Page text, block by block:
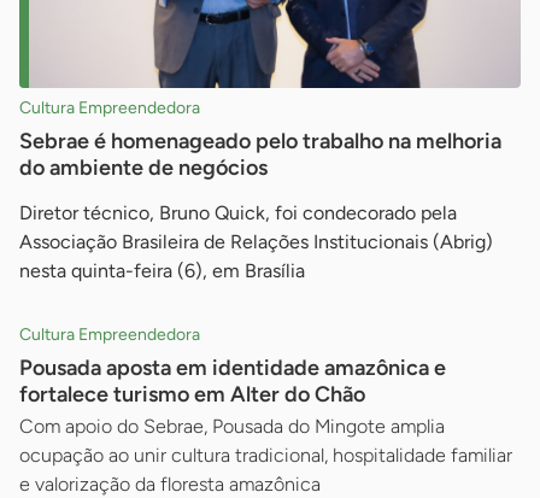
Cultura Empreendedora
Sebrae é homenageado pelo trabalho na melhoria
do ambiente de negócios
Diretor técnico, Bruno Quick, foi condecorado pela
Associação Brasileira de Relações Institucionais (Abrig)
nesta quinta-feira (6), em Brasília
Cultura Empreendedora
Pousada aposta em identidade amazônica e
fortalece turismo em Alter do Chão
Com apoio do Sebrae, Pousada do Mingote amplia
ocupação ao unir cultura tradicional, hospitalidade familiar
e valorização da floresta amazônica